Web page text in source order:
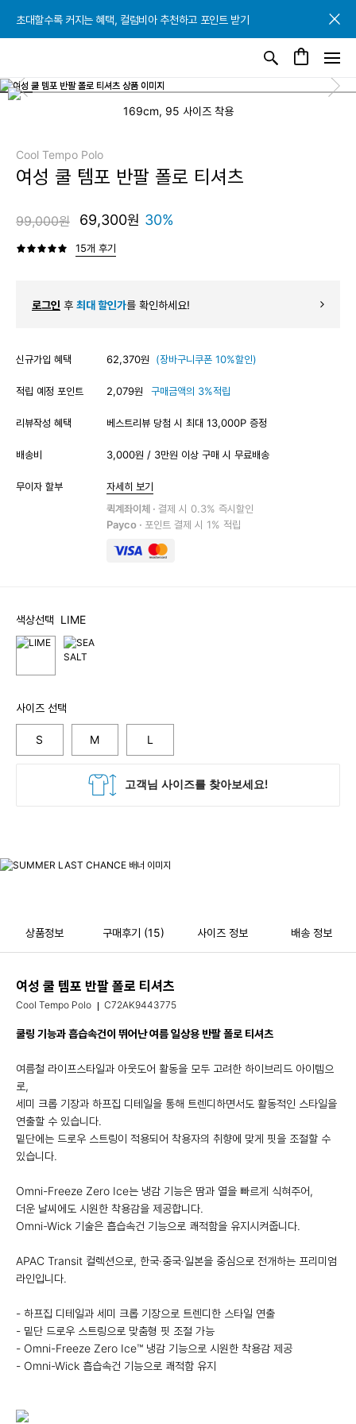
초대할수록 커지는 혜택, 컬럼비아 추천하고 포인트 받기
초대할수록 커지는 혜택, 컬럼비아 추천하고 포인트 받기
초대할수록 커지는 혜택, 컬럼비아 추천하고 포인트 받기
169cm, 95 사이즈 착용
Cool Tempo Polo
여성 쿨 템포 반팔 폴로 티셔츠
99,000원 69,300원 30%
15개 후기
로그인 후 최대 할인가를 확인하세요!
신규가입 혜택 62,370원 (장바구니쿠폰 10%할인)
적립 예정 포인트 2,079원 구매금액의 3%적립
리뷰작성 혜택 베스트리뷰 당첨 시 최대 13,000P 증정
배송비 3,000원 / 3만원 이상 구매 시 무료배송
무이자 할부
자세히 보기
퀵계좌이체 · 결제 시 0.3% 즉시할인
Payco · 포인트 결제 시 1% 적립
색상선택 LIME
사이즈 선택
S M L
상품정보 구매후기 (15) 사이즈 정보 배송 정보
여성 쿨 템포 반팔 폴로 티셔츠
Cool Tempo Polo C72AK9443775
쿨링 기능과 흡습속건이 뛰어난 여름 일상용 반팔 폴로 티셔츠
여름철 라이프스타일과 아웃도어 활동을 모두 고려한 하이브리드 아이템으
로,
세미 크롭 기장과 하프집 디테일을 통해 트렌디하면서도 활동적인 스타일을
연출할 수 있습니다.
밑단에는 드로우 스트링이 적용되어 착용자의 취향에 맞게 핏을 조절할 수
있습니다.
Omni-Freeze Zero Ice는 냉감 기능은 땀과 열을 빠르게 식혀주어,
더운 날씨에도 시원한 착용감을 제공합니다.
Omni-Wick 기술은 흡습속건 기능으로 쾌적함을 유지시켜줍니다.
APAC Transit 컬렉션으로, 한국·중국·일본을 중심으로 전개하는 프리미엄
라인입니다.
- 하프집 디테일과 세미 크롭 기장으로 트렌디한 스타일 연출
- 밑단 드로우 스트링으로 맞춤형 핏 조절 가능
- Omni-Freeze Zero Ice™ 냉감 기능으로 시원한 착용감 제공
- Omni-Wick 흡습속건 기능으로 쾌적함 유지